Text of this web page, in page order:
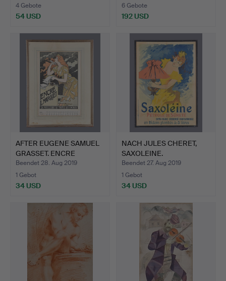
4 Gebote
54 USD
6 Gebote
192 USD
AFTER EUGENE SAMUEL
GRASSET. ENCRE
MARQUET.
Beendet 28. Aug 2019
1 Gebot
34 USD
NACH JULES CHERET,
SAXOLEINE.
Beendet 27. Aug 2019
1 Gebot
34 USD